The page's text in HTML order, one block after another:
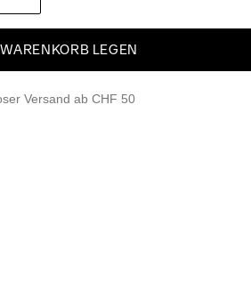
LEGEN
Versand ab CHF 50